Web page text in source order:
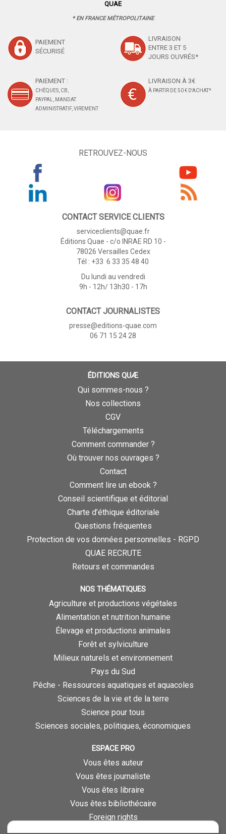
QUAE
* EN FRANCE MÉTROPOLITAINE
PAIEMENT
SÉCURISÉ
LIVRAISON
ENTRE 3 ET 5
JOURS OUVRÉS*
PAIEMENT :
CHÈQUES, CB,
PAYPAL, MANDAT
ADMINISTRATIF, VIREMENT
LIVRAISON À 3€
À PARTIR DE 50 € D'ACHAT*
RETROUVEZ-NOUS
CONTACT SERVICE CLIENTS
serviceclients@quae.fr
Éditions Quae - c/o INRAE RD 10 -
78026 Versailles Cedex
Tél : +33 6 33 35 48 40
Du lundi au vendredi
9h - 12h/ 13h30 - 17h
CONTACT JOURNALISTES
presse@editions-quae.com
06 71 15 24 28
ÉDITIONS QUÆ
Qui sommes-nous ?
Nos collections
CGV
Téléchargements
Comment commander ?
Où trouver nos ouvrages ?
Contact
Comment lire un ebook ?
Conseil scientifique et éditorial
Charte d’éthique éditoriale
Questions fréquentes
Protection de vos données personnelles - RGPD
QUAE RECRUTE
Retours et commandes
NOS THÉMATIQUES
Agriculture et productions végétales
Alimentation et nutrition humaine
Élevage et productions animales
Forêt et sylviculture
Milieux naturels et environnement
Pays du Sud
Pêche - Ressources aquatiques et aquacoles
Sciences de la vie et de la terre
Science pour tous
Sciences sociales, politiques, économiques
ESPACE PRO
Vous êtes auteur
Vous êtes journaliste
Vous êtes libraire
Vous êtes bibliothécaire
Foreign rights
Procédure d'évaluation